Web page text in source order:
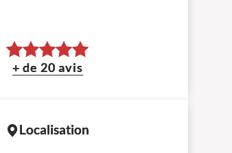
+ de 20 avis
Localisation